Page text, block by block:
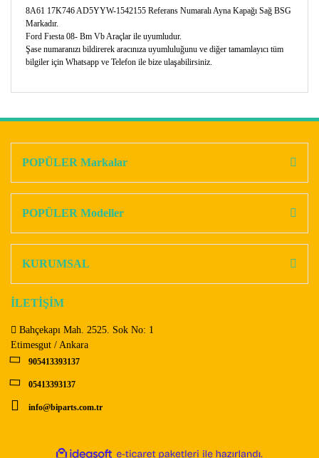
8A61 17K746 AD5YYW-1542155 Referans Numaralı Ayna Kapağı Sağ BSG
Markadır.
Ford Fıesta 08- Bm Vb Araçlar ile uyumludur.
Şase numaranızı bildirerek aracınıza uyumluluğunu ve diğer tamamlayıcı tüm
bilgiler için Whatsapp ve Telefon ile bize ulaşabilirsiniz.
Ürün açıklamasında eksik bilgiler bulunuyor.
Bu ürüne benzer farklı alternatifler olmalı.
POPÜLER Markalar
POPÜLER Modeller
KURUMSAL
İLETİŞİM
Bahçekapı Mah. 2525. Sok No: 1
Etimesgut / Ankara
905413393137
05413393137
info@biparts.com.tr
ideasoft e-